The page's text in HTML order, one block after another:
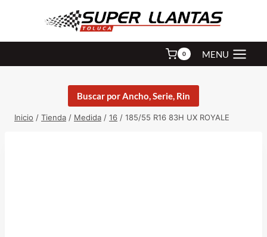
0 MENU
Buscar por Ancho, Serie, Rin
Inicio / Tienda / Medida / 16 / 185/55 R16 83H UX ROYALE